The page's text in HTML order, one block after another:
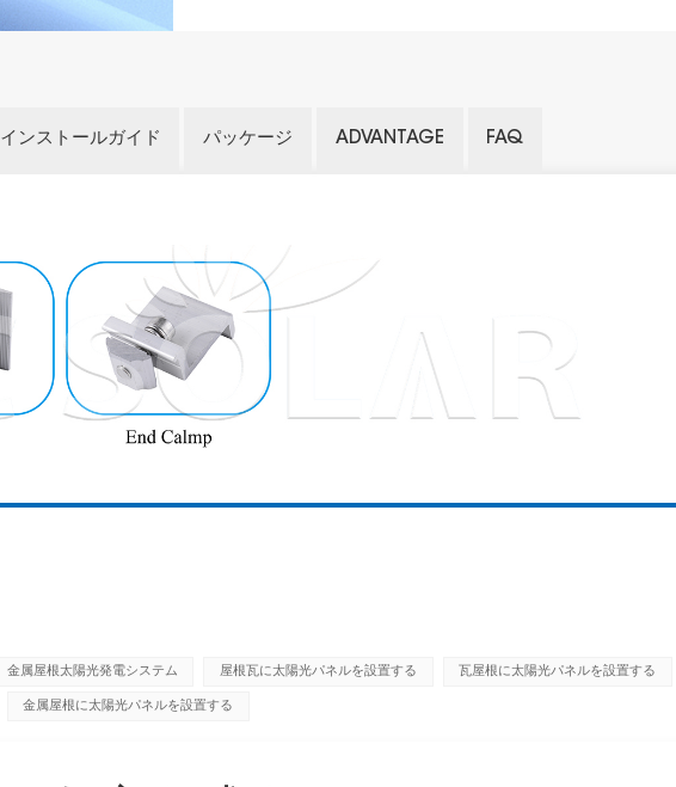
インストールガイド パッケージ ADVANTAGE FAQ
金属屋根太陽光発電システム 屋根瓦に太陽光パネルを設置する 瓦屋根に太陽光パネルを設置する
金属屋根に太陽光パネルを設置する